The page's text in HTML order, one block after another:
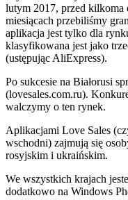
lutym 2017, przed
miesiącach przebiliśmy
aplikacja jest tylko dla
klasyfikowana jest jako
(ustępując AliExpress).
Po sukcesie na Białorusi
(lovesales.com.ru).
walczymy o ten rynek.
Aplikacjami Love Sales
wschodni) zajmują się
rosyjskim i ukraińskim.
We wszystkich krajach
dodatkowo na Windows